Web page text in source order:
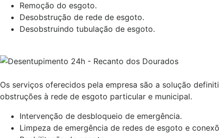
Remoção do esgoto.
Desobstrução de rede de esgoto.
Desobstruindo tubulação de esgoto.
Os serviços oferecidos pela empresa são a solução
obstruções à rede de esgoto particular e municipal.
Intervenção de desbloqueio de emergência.
Limpeza de emergência de redes de esgoto e